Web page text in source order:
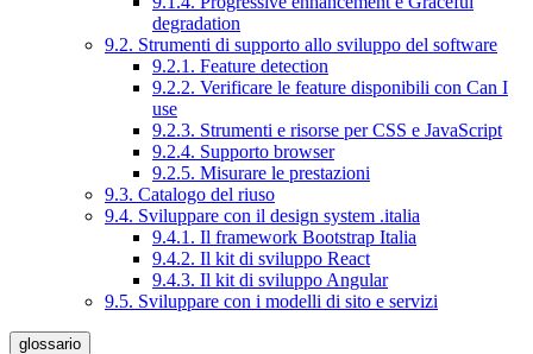
degradation
9.2. Strumenti di supporto allo sviluppo del software
9.2.1. Feature detection
9.2.2. Verificare le feature disponibili con Can I
use
9.2.3. Strumenti e risorse per CSS e JavaScript
9.2.4. Supporto browser
9.2.5. Misurare le prestazioni
9.3. Catalogo del riuso
9.4. Sviluppare con il design system .italia
9.4.1. Il framework Bootstrap Italia
9.4.2. Il kit di sviluppo React
9.4.3. Il kit di sviluppo Angular
9.5. Sviluppare con i modelli di sito e servizi
glossario